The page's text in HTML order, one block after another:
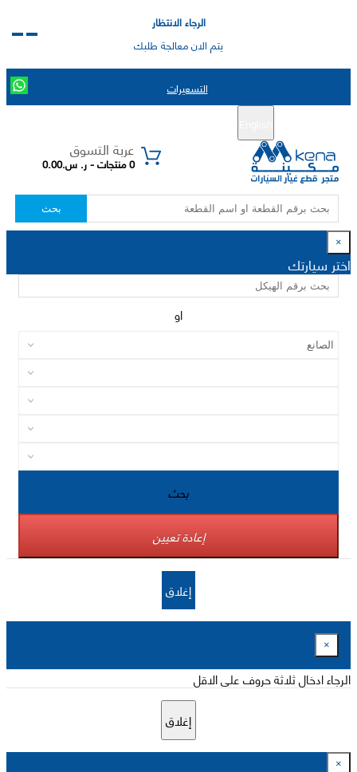
الرجاء الانتظار
يتم الان معالجة طلبك
التسعيرات
عربة التسوق
0 منتجات - ر. س.0.00
بحث
×
اختر سيارتك
او
بحث
إعادة تعيين
إغلاق
×
الرجاء ادخال ثلاثة حروف على الاقل
إغلاق
×